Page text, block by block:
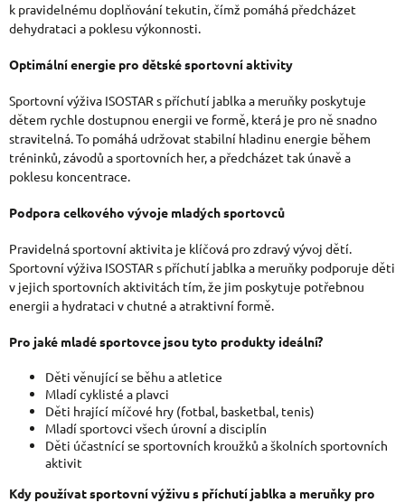
k pravidelnému doplňování tekutin, čímž pomáhá předcházet
dehydrataci a poklesu výkonnosti.
Optimální energie pro dětské sportovní aktivity
Sportovní výživa ISOSTAR s příchutí jablka a meruňky poskytuje
dětem rychle dostupnou energii ve formě, která je pro ně snadno
stravitelná. To pomáhá udržovat stabilní hladinu energie během
tréninků, závodů a sportovních her, a předcházet tak únavě a
poklesu koncentrace.
Podpora celkového vývoje mladých sportovců
Pravidelná sportovní aktivita je klíčová pro zdravý vývoj dětí.
Sportovní výživa ISOSTAR s příchutí jablka a meruňky podporuje děti
v jejich sportovních aktivitách tím, že jim poskytuje potřebnou
energii a hydrataci v chutné a atraktivní formě.
Pro jaké mladé sportovce jsou tyto produkty ideální?
Děti věnující se běhu a atletice
Mladí cyklisté a plavci
Děti hrající míčové hry (fotbal, basketbal, tenis)
Mladí sportovci všech úrovní a disciplín
Děti účastnící se sportovních kroužků a školních sportovních
aktivit
Kdy používat sportovní výživu s příchutí jablka a meruňky pro